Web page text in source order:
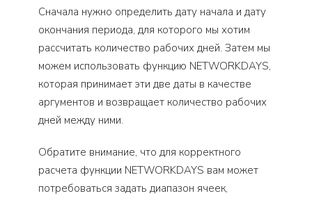
Сначала нужно определить дату начала и дату
окончания периода, для которого мы хотим
рассчитать количество рабочих дней. Затем мы
можем использовать функцию NETWORKDAYS,
которая принимает эти две даты в качестве
аргументов и возвращает количество рабочих
дней между ними.
Обратите внимание, что для корректного
расчета функции NETWORKDAYS вам может
потребоваться задать диапазон ячеек,